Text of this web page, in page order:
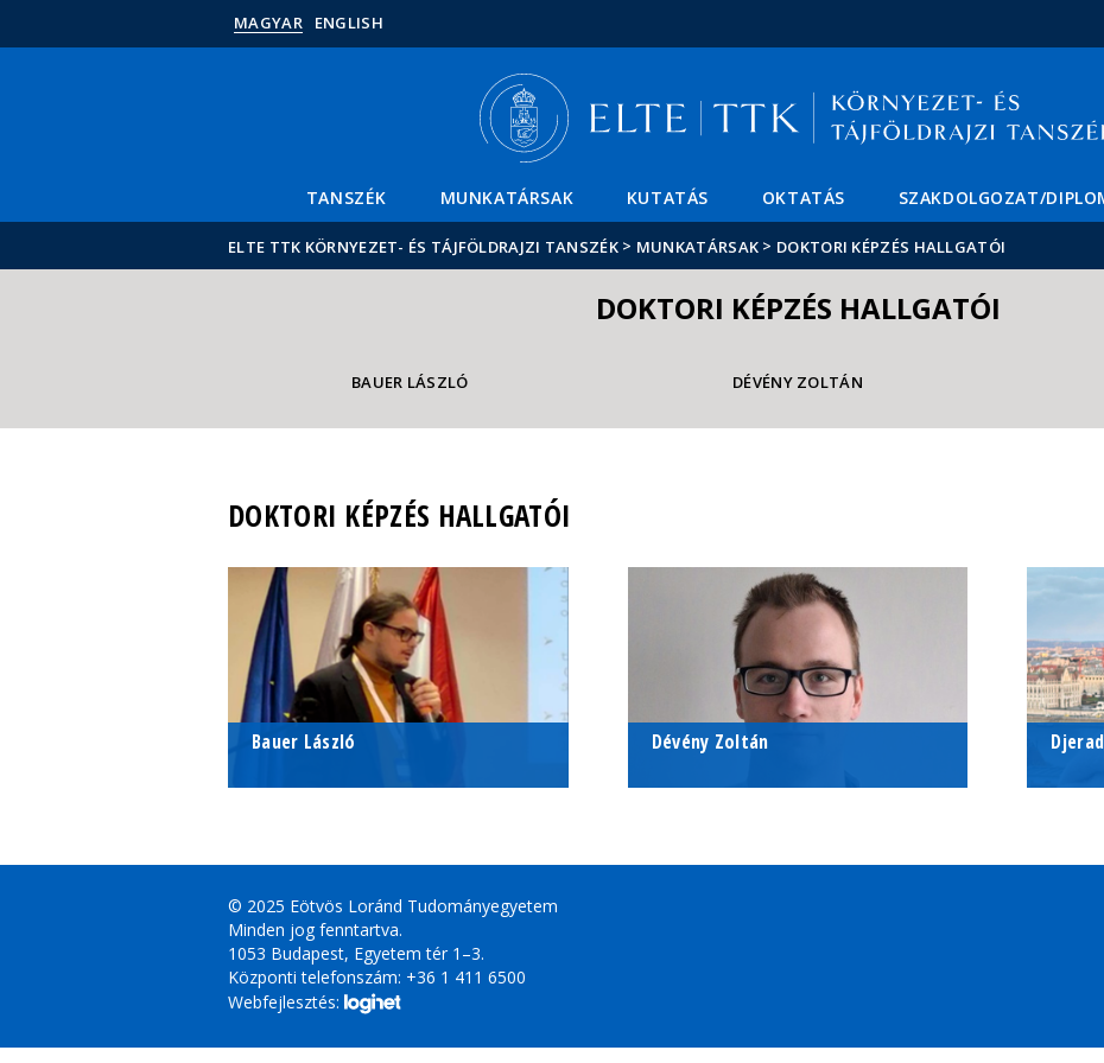
MAGYAR ENGLISH
TANSZÉK MUNKATÁRSAK KUTATÁS OKTATÁS SZAKDOLGOZAT/
ELTE TTK KÖRNYEZET- ÉS TÁJFÖLDRAJZI TANSZÉK > MUNKATÁRSAK > DOKTORI KÉPZÉS HALLGATÓI
DOKTORI KÉPZÉS HALLGATÓI
BAUER LÁSZLÓ DÉVÉNY ZOLTÁN
DOKTORI KÉPZÉS HALLGATÓI
Bauer László Dévény Zoltán
© 2025 Eötvös Loránd Tudományegyetem
Minden jog fenntartva.
1053 Budapest, Egyetem tér 1–3.
Központi telefonszám: +36 1 411 6500
Webfejlesztés: